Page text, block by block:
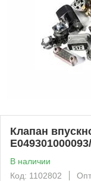
Клапан
В наличии
Код: 1102802